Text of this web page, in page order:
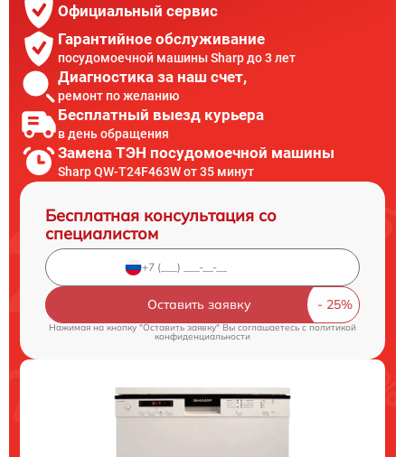
Официальный сервис
Гарантийное обслуживание
посудомоечной машины Sharp до 3 лет
Диагностика за наш счет,
ремонт по желанию
Бесплатный выезд курьера
в день обращения
Замена ТЭН посудомоечной машины
Sharp QW-T24F463W от 35 минут
Бесплатная консультация со
специалистом
Оставить заявку
Нажимая на кнопку "Оставить заявку" Вы соглашаетесь cполитикой
конфиденциальности